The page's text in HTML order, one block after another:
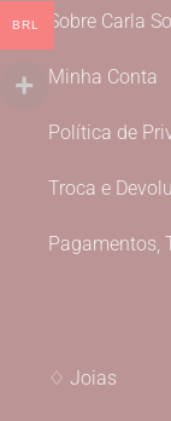
Sobre Carla
Minha Conta
Política de
Troca e
Pagamentos,
♢ Joias
BRL